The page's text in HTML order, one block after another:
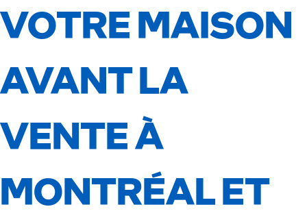
VOTRE MAISON
AVANT LA
VENTE À
MONTRÉAL ET